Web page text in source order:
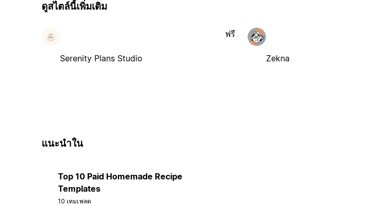
ดูสไตล์นี้เพิ่มเติม
Serenity Plans Studio
ฟรี
Zekna
แนะนำใน
Top 10 Paid Homemade Recipe
Templates
10 เทมเพลต